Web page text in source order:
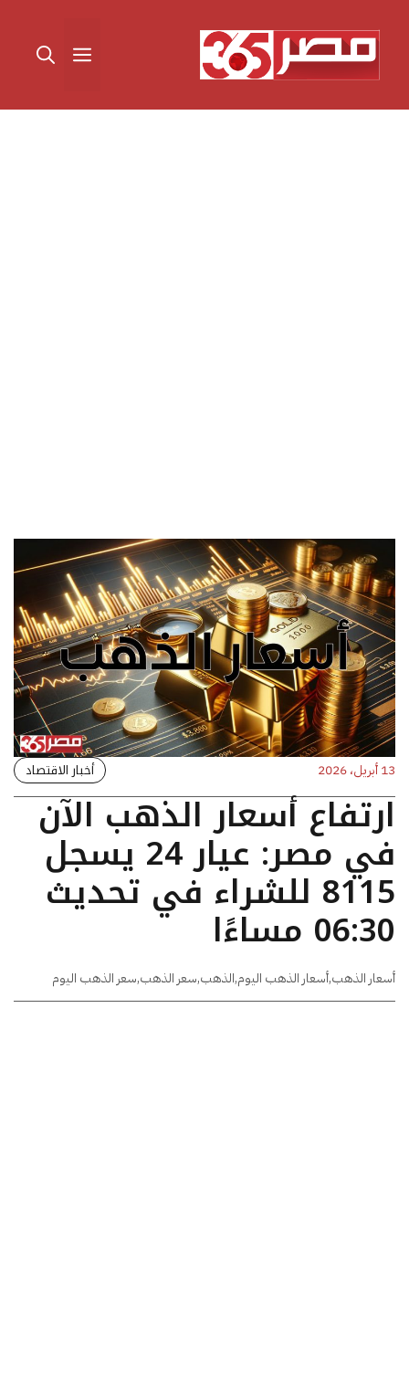
المحتوى القائمة
13 أبريل، 2026 أخبار الاقتصاد
ارتفاع أسعار الذهب الآن
في مصر: عيار 24 يسجل
8115 للشراء في تحديث
06:30 مساءًا
أسعار الذهب,أسعار الذهب اليوم,الذهب,سعر الذهب,سعر الذهب اليوم